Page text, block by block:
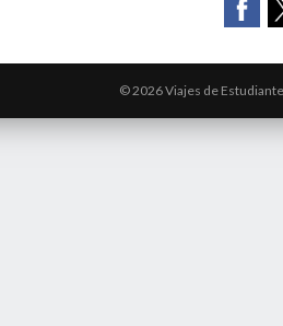
© 2026 Viajes de